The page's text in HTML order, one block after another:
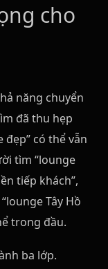
cho
năng chuyển
đã thu hẹp
có thể vẫn
tìm “lounge
tiếp khách”,
Tây Hồ
trong đầu.
ba lớp.